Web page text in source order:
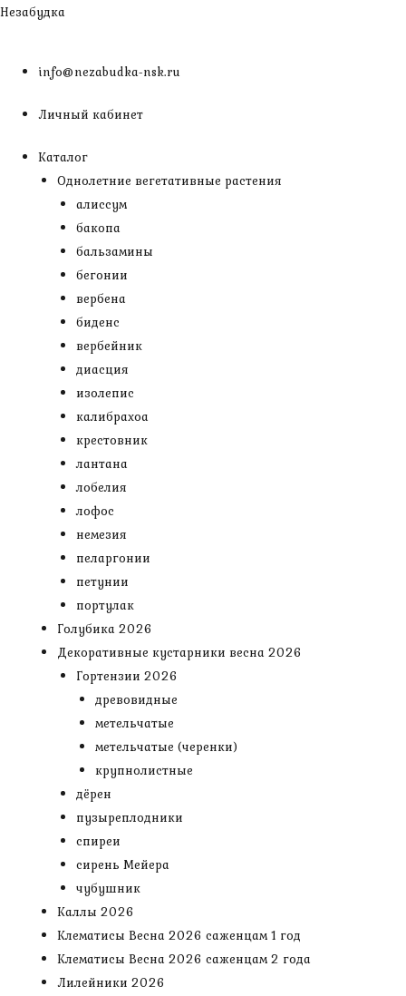
Перейти
Незабудка
info@nezabudka-nsk.ru
Личный кабинет
Каталог
Однолетние вегетативные растения
алиссум
бакопа
бальзамины
бегонии
вербена
биденс
вербейник
диасция
изолепис
калибрахоа
крестовник
лантана
лобелия
лофос
немезия
пеларгонии
петунии
портулак
Голубика 2026
Декоративные кустарники весна 2026
Гортензии 2026
древовидные
метельчатые
метельчатые (черенки)
крупнолистные
дёрен
пузыреплодники
спиреи
сирень Мейера
чубушник
Каллы 2026
Клематисы Весна 2026 саженцам 1 год
Клематисы Весна 2026 саженцам 2 года
Лилейники 2026